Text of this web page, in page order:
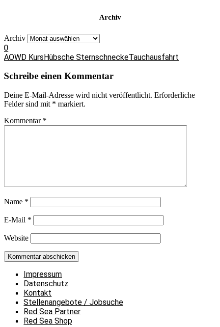
Archiv
Archiv
0
AOWD KursHübsche SternschneckeTauchausfahrt
Schreibe einen Kommentar
Deine E-Mail-Adresse wird nicht veröffentlicht. Erforderliche
Felder sind mit * markiert.
Kommentar *
Name *
E-Mail *
Website
Impressum
Datenschutz
Kontakt
Stellenangebote / Jobsuche
Red Sea Partner
Red Sea Shop